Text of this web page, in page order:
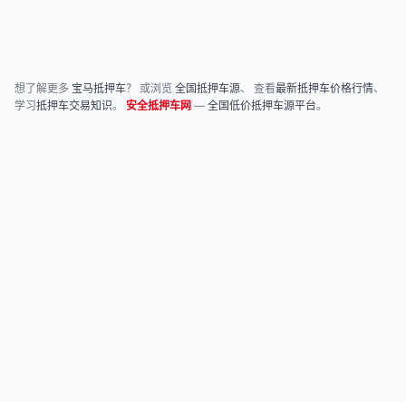
想了解更多 宝马抵押车？ 或浏览 全国抵押车源、 查看最新抵押车价格行情、
学习抵押车交易知识。 安全抵押车网 — 全国低价抵押车源平台。